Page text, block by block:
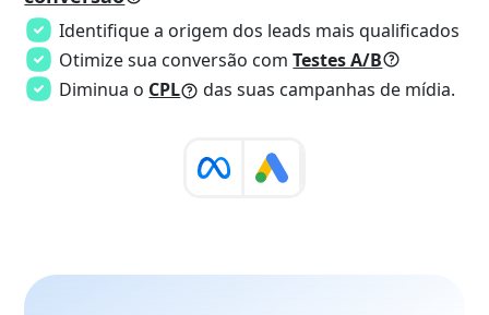
Identifique a origem dos leads mais qualificados
Otimize sua conversão com Testes A/B
Diminua o CPL das suas campanhas de mídia.